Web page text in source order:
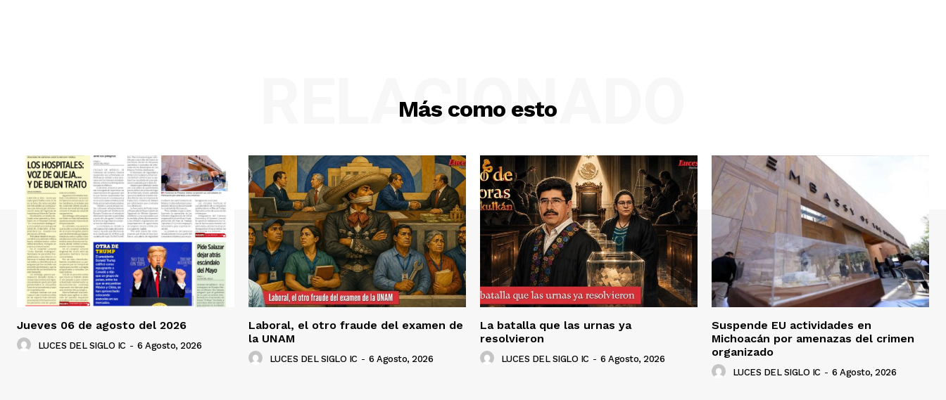
Más como esto
RELACIONADO
Jueves 06 de agosto del 2026
LUCES DEL SIGLO IC - 6 Agosto, 2026
Laboral, el otro fraude del examen de
la UNAM
LUCES DEL SIGLO IC - 6 Agosto, 2026
La batalla que las urnas ya
resolvieron
LUCES DEL SIGLO IC - 6 Agosto, 2026
Suspende EU actividades en
Michoacán por amenazas del crimen
organizado
LUCES DEL SIGLO IC - 6 Agosto, 2026